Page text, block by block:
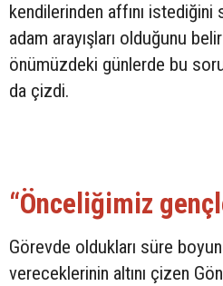
kendilerinden affını
adam arayışları olduğunu
önümüzdeki günlerde bu
da çizdi.
“Önceliğimiz
Görevde oldukları süre
vereceklerinin altını çizen